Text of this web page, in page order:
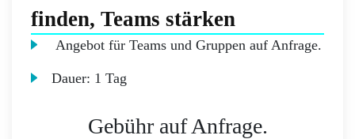
finden, Teams stärken
Angebot für Teams und Gruppen auf Anfrage.
Dauer: 1 Tag
Gebühr auf Anfrage.